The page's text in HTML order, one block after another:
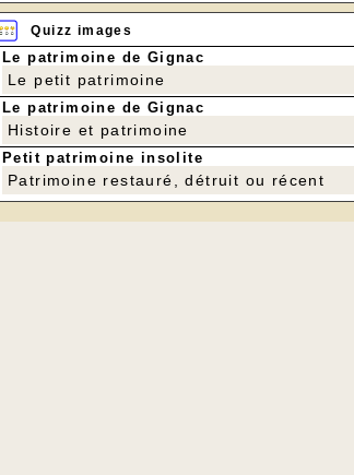
Quizz images
Le patrimoine de Gignac
Le petit patrimoine
Le patrimoine de Gignac
Histoire et patrimoine
Petit patrimoine insolite
Patrimoine restauré, détruit ou récent